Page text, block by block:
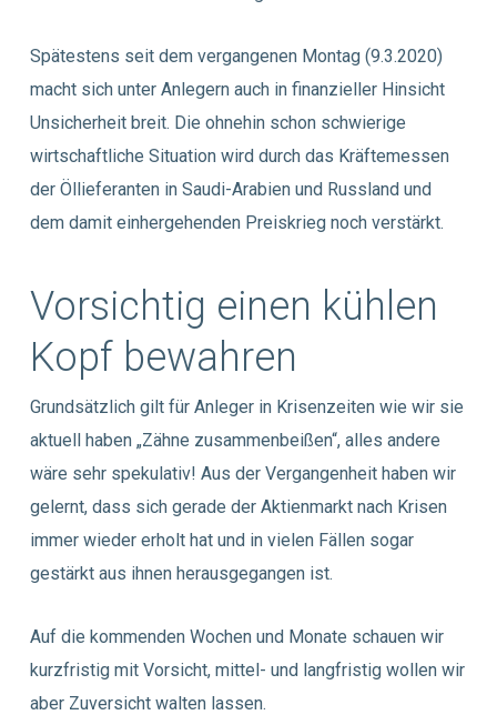
Spätestens seit dem vergangenen Montag (9.3.2020)
macht sich unter Anlegern auch in finanzieller Hinsicht
Unsicherheit breit. Die ohnehin schon schwierige
wirtschaftliche Situation wird durch das Kräftemessen
der Öllieferanten in Saudi-Arabien und Russland und
dem damit einhergehenden Preiskrieg noch verstärkt.
Vorsichtig einen kühlen
Kopf bewahren
Grundsätzlich gilt für Anleger in Krisenzeiten wie wir sie
aktuell haben „Zähne zusammenbeißen“, alles andere
wäre sehr spekulativ! Aus der Vergangenheit haben wir
gelernt, dass sich gerade der Aktienmarkt nach Krisen
immer wieder erholt hat und in vielen Fällen sogar
gestärkt aus ihnen herausgegangen ist.
Auf die kommenden Wochen und Monate schauen wir
kurzfristig mit Vorsicht, mittel- und langfristig wollen wir
aber Zuversicht walten lassen.